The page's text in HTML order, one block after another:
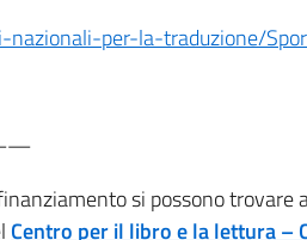
per-la-traduzione/
si possono trovare
Centro per il libro e la lettura –